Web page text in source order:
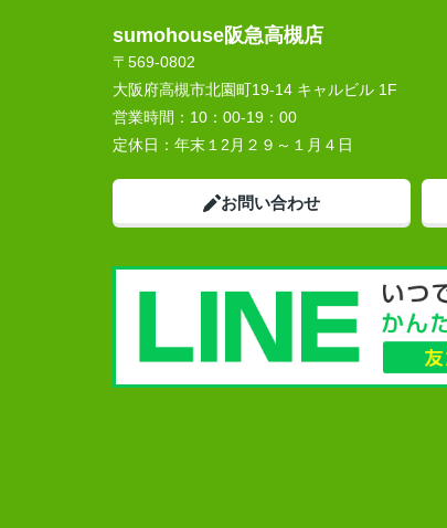
sumohouse阪急高槻店
〒569-0802
大阪府高槻市北園町19-14 キャルビル 1F
営業時間： 10：00-19：00
定休日： 年末１2月２９～１月４日
お問い合わせ